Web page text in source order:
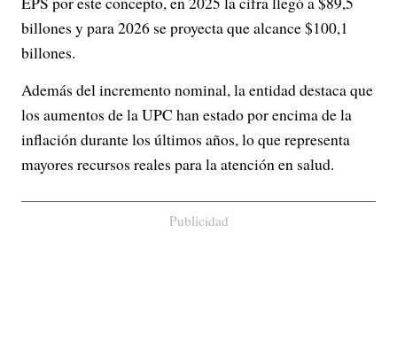
billones y para 2026 se proyecta que alcance $100,1
billones.
Además del incremento nominal, la entidad destaca que
los aumentos de la UPC han estado por encima de la
inflación durante los últimos años, lo que representa
mayores recursos reales para la atención en salud.
Publicidad